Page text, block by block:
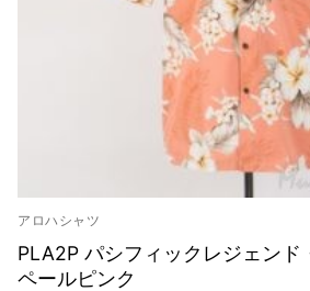
アロハシャツ
PLA2P パシフィックレジェンド
ペールピンク